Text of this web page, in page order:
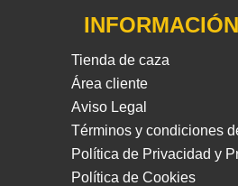
INFORMACIÓN
Tienda de caza
Área cliente
Aviso Legal
Términos y condiciones
Política de Privacidad y
Política de Cookies